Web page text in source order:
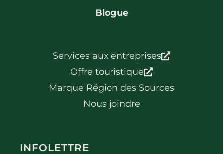
Blogue
Services aux entreprises
Offre touristique
Marque Région des Sources
Nous joindre
INFOLETTRE